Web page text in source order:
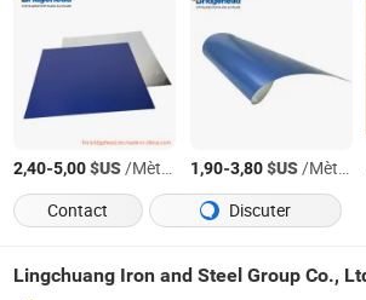
2,40-5,00$US/Mètre Carré 1,90-3,80$US/Mètre Carré
Contact
Discuter
Lingchuang Iron and Steel Group Co.,